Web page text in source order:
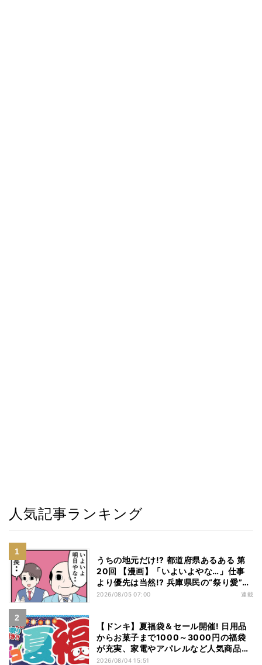
人気記事ランキング
うちの地元だけ!? 都道府県あるある 第
20回 【漫画】「いよいよやな…」仕事
より優先は当然!? 兵庫県民の“祭り愛”が
熱すぎた
2026/08/05 07:00 連載
【ドンキ】夏福袋＆セール開催! 日用品
からお菓子まで1000～3000円の福袋
が充実、家電やアパレルなど人気商品も
特価
2026/08/04 15:51